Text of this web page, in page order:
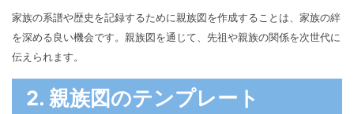
家族の系譜や歴史を記録するために親族図を作成することは、家族の絆
を深める良い機会です。親族図を通じて、先祖や親族の関係を次世代に
伝えられます。
2. 親族図のテンプレート